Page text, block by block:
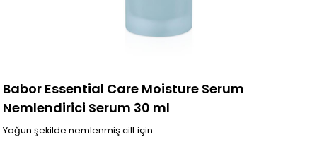
Babor Essential Care Moisture Serum
Nemlendirici Serum 30 ml
Yoğun şekilde nemlenmiş cilt için